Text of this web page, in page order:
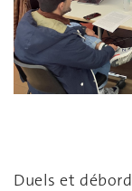
Duels et